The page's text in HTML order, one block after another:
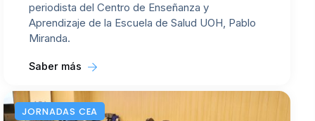
periodista del Centro de Enseñanza y
Aprendizaje de la Escuela de Salud UOH, Pablo
Miranda.
Saber más
JORNADAS CEA